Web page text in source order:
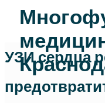
УЗИ сердца